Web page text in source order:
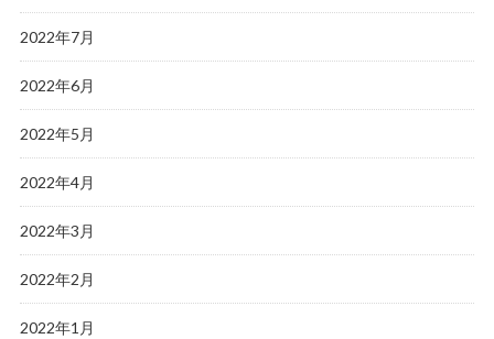
2022年7月
2022年6月
2022年5月
2022年4月
2022年3月
2022年2月
2022年1月